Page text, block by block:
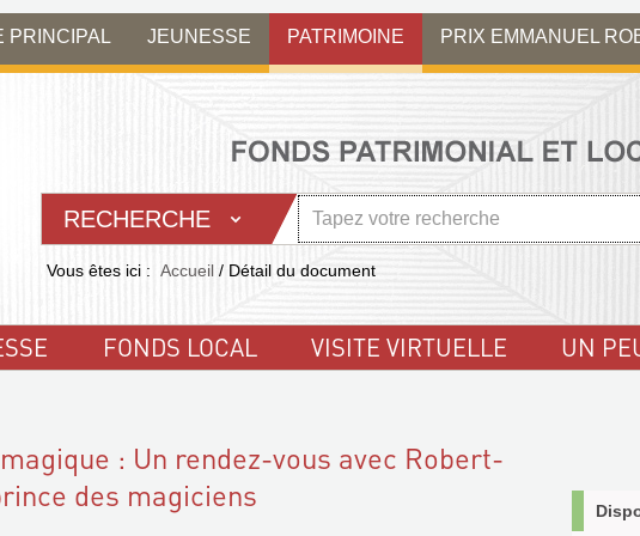
PRINCIPAL JEUNESSE PATRIMOINE PRIX EMMANUEL
RECHERCHE
Vous êtes ici : Accueil / Détail du document
FONDS LOCAL VISITE VIRTUELLE UN
: Un rendez-vous avec Robert-
des magiciens